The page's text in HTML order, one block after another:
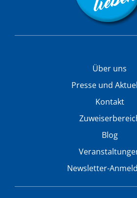
Über uns
Presse und
Kontakt
Blog
Newsletter-